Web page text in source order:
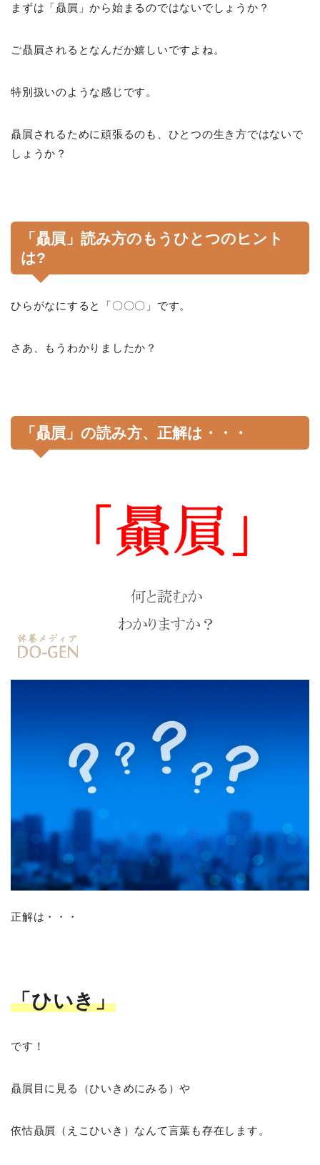
まずは「贔屓」から始まるのではないでしょうか？
ご贔屓されるとなんだか嬉しいですよね。
特別扱いのような感じです。
贔屓されるために頑張るのも、ひとつの生き方ではないで
しょうか？
「贔屓」読み方のもうひとつのヒント
は?
ひらがなにすると「〇〇〇」です。
さあ、もうわかりましたか？
「贔屓」の読み方、正解は・・・
正解は・・・
「ひいき」
です！
贔屓目に見る（ひいきめにみる）や
依怙贔屓（えこひいき）なんて言葉も存在します。